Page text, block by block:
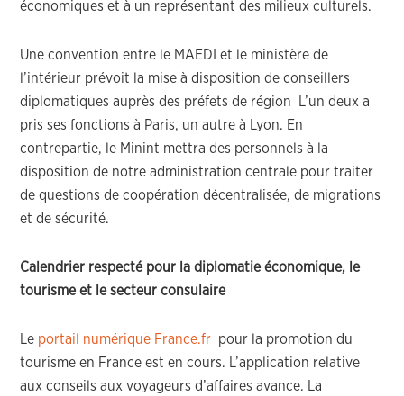
économiques et à un représentant des milieux culturels.
Une convention entre le MAEDI et le ministère de
l’intérieur prévoit la mise à disposition de conseillers
diplomatiques auprès des préfets de région L’un deux a
pris ses fonctions à Paris, un autre à Lyon. En
contrepartie, le Minint mettra des personnels à la
disposition de notre administration centrale pour traiter
de questions de coopération décentralisée, de migrations
et de sécurité.
Calendrier respecté pour la diplomatie économique, le
tourisme et le secteur consulaire
Le portail numérique France.fr pour la promotion du
tourisme en France est en cours. L’application relative
aux conseils aux voyageurs d’affaires avance. La